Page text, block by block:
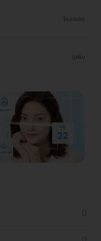
โหลดเลย
ดูเพิ่ม